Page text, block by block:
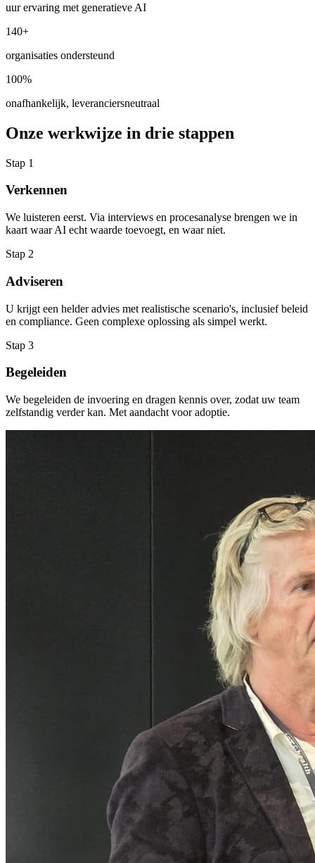
uur ervaring met generatieve AI
140+
organisaties ondersteund
100%
onafhankelijk, leveranciersneutraal
Onze werkwijze in drie stappen
Stap 1
Verkennen
We luisteren eerst. Via interviews en procesanalyse brengen we in
kaart waar AI echt waarde toevoegt, en waar niet.
Stap 2
Adviseren
U krijgt een helder advies met realistische scenario's, inclusief beleid
en compliance. Geen complexe oplossing als simpel werkt.
Stap 3
Begeleiden
We begeleiden de invoering en dragen kennis over, zodat uw team
zelfstandig verder kan. Met aandacht voor adoptie.